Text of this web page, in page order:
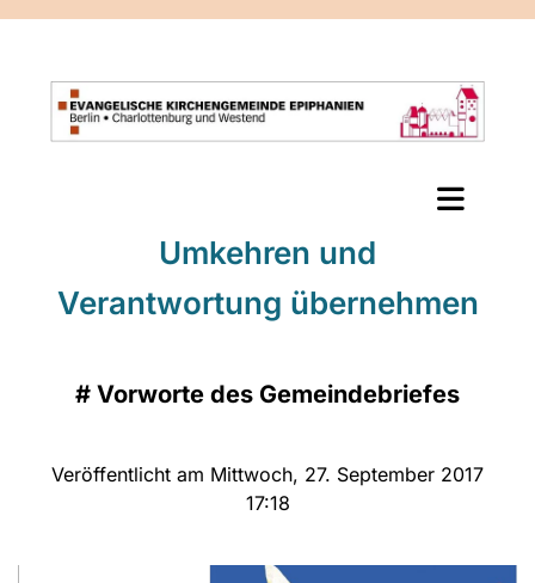
Umkehren und
Verantwortung übernehmen
# Vorworte des Gemeindebriefes
Veröffentlicht am Mittwoch, 27. September 2017
17:18